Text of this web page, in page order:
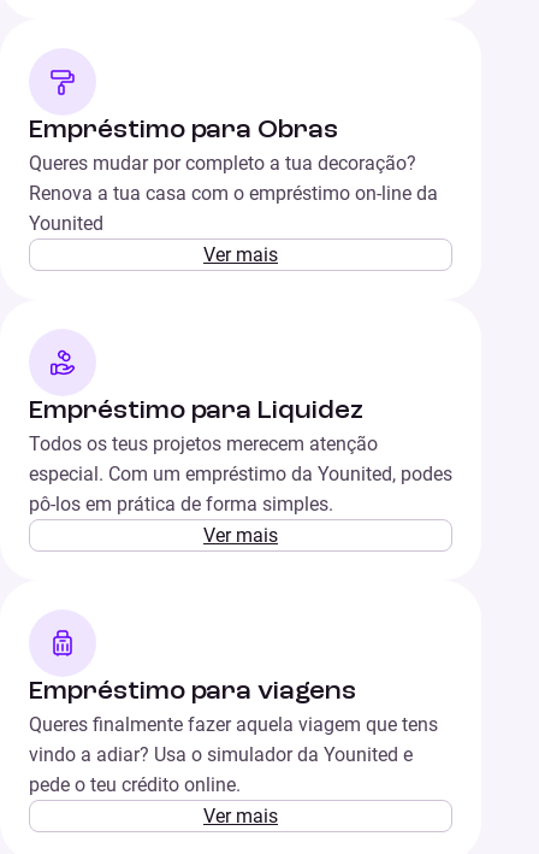
Empréstimo para Obras
Queres mudar por completo a tua decoração?
Renova a tua casa com o empréstimo on-line da
Younited
Ver mais
Empréstimo para Liquidez
Todos os teus projetos merecem atenção
especial. Com um empréstimo da Younited, podes
pô-los em prática de forma simples.
Ver mais
Empréstimo para viagens
Queres finalmente fazer aquela viagem que tens
vindo a adiar? Usa o simulador da Younited e
pede o teu crédito online.
Ver mais